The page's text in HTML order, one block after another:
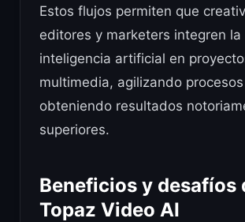
Estos flujos permiten que
editores y marketers integren la
inteligencia artificial en
multimedia, agilizando
obteniendo resultados
superiores.
Beneficios y desafíos
Topaz Video AI